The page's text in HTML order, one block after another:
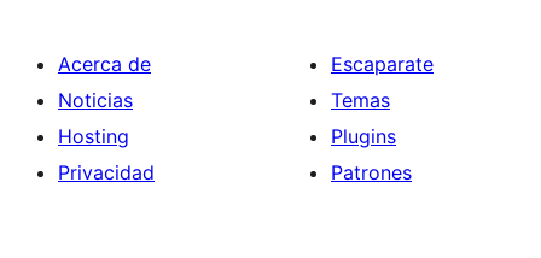
Acerca de
Noticias
Hosting
Privacidad
Escaparate
Temas
Plugins
Patrones